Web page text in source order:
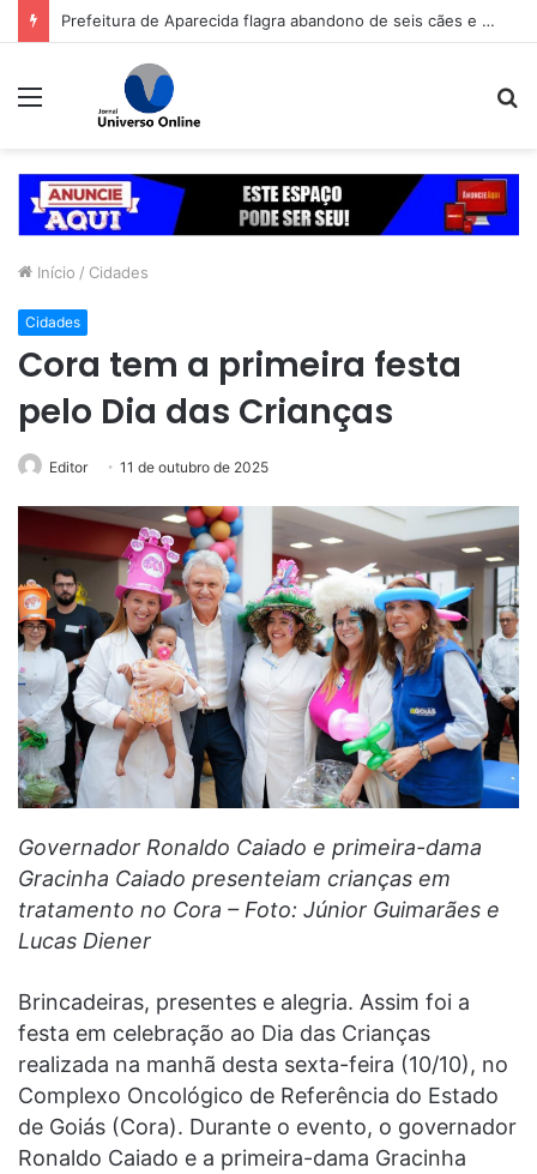
Prefeitura de Aparecida flagra abandono de seis cães e reitera que o ato é crime inafiançável
Menu
Início / Cidades
Cidades
Cora tem a primeira festa
pelo Dia das Crianças
Editor 11 de outubro de 2025
Governador Ronaldo Caiado e primeira-dama
Gracinha Caiado presenteiam crianças em
tratamento no Cora – Foto: Júnior Guimarães e
Lucas Diener
Brincadeiras, presentes e alegria. Assim foi a
festa em celebração ao Dia das Crianças
realizada na manhã desta sexta-feira (10/10), no
Complexo Oncológico de Referência do Estado
de Goiás (Cora). Durante o evento, o governador
Ronaldo Caiado e a primeira-dama Gracinha